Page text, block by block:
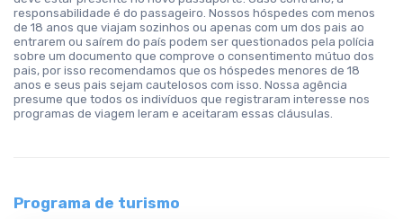
responsabilidade é do passageiro. Nossos hóspedes com menos
de 18 anos que viajam sozinhos ou apenas com um dos pais ao
entrarem ou saírem do país podem ser questionados pela polícia
sobre um documento que comprove o consentimento mútuo dos
pais, por isso recomendamos que os hóspedes menores de 18
anos e seus pais sejam cautelosos com isso. Nossa agência
presume que todos os indivíduos que registraram interesse nos
programas de viagem leram e aceitaram essas cláusulas.
Programa de turismo